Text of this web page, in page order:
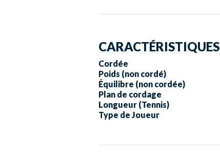
CARACTÉRISTIQUES
Cordée
Poids (non cordé)
Équilibre (non cordée)
Plan de cordage
Longueur (Tennis)
Type de Joueur